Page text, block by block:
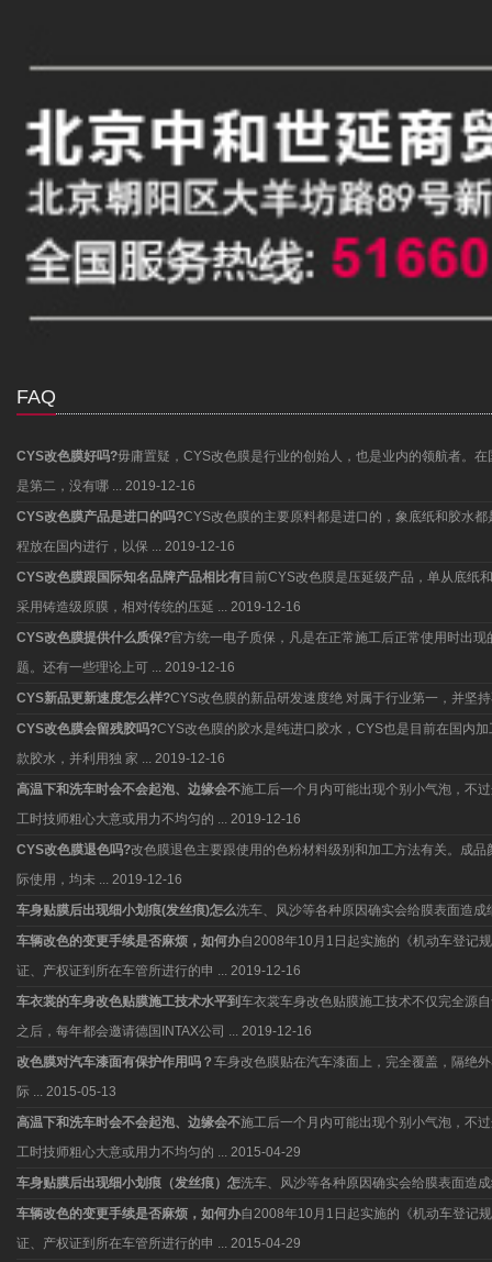
FAQ
CYS改色膜好吗?毋庸置疑，CYS改色膜是行业的创始人，也是业内的领航者。
是第二，没有哪 ... 2019-12-16
CYS改色膜产品是进口的吗?CYS改色膜的主要原料都是进口的，象底纸和胶水
程放在国内进行，以保 ... 2019-12-16
CYS改色膜跟国际知名品牌产品相比有目前CYS改色膜是压延级产品，单从底纸
采用铸造级原膜，相对传统的压延 ... 2019-12-16
CYS改色膜提供什么质保?官方统一电子质保，凡是在正常施工后正常使用时出
题。还有一些理论上可 ... 2019-12-16
CYS新品更新速度怎么样?CYS改色膜的新品研发速度绝 对属于行业第一，并坚
CYS改色膜会留残胶吗?CYS改色膜的胶水是纯进口胶水，CYS也是目前在国内
款胶水，并利用独 家 ... 2019-12-16
高温下和洗车时会不会起泡、边缘会不施工后一个月内可能出现个别小气泡，不
工时技师粗心大意或用力不均匀的 ... 2019-12-16
CYS改色膜退色吗?改色膜退色主要跟使用的色粉材料级别和加工方法有关。成
际使用，均未 ... 2019-12-16
车身贴膜后出现细小划痕(发丝痕)怎么洗车、风沙等各种原因确实会给膜表面造
车辆改色的变更手续是否麻烦，如何办自2008年10月1日起实施的《机动车登记
证、产权证到所在车管所进行的申 ... 2019-12-16
车衣裳的车身改色贴膜施工技术水平到 车衣裳车身改色贴膜施工技术不仅完全源
之后，每年都会邀请德国INTAX公司 ... 2019-12-16
改色膜对汽车漆面有保护作用吗？车身改色膜贴在汽车漆面上，完全覆盖，隔绝
际 ... 2015-05-13
高温下和洗车时会不会起泡、边缘会不施工后一个月内可能出现个别小气泡，不
工时技师粗心大意或用力不均匀的 ... 2015-04-29
车身贴膜后出现细小划痕（发丝痕）怎洗车、风沙等各种原因确实会给膜表面造
车辆改色的变更手续是否麻烦，如何办自2008年10月1日起实施的《机动车登记
证、产权证到所在车管所进行的申 ... 2015-04-29